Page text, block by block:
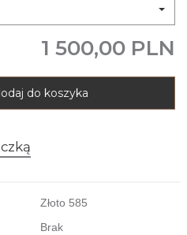
1 500,00 PLN
do koszyka
Złoto 585
Brak